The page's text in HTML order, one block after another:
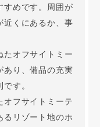
すめです。周囲が
近くにあるか、事
たオフサイトミー
あり、備品の充実
す。
オフサイトミーテ
るリゾート地のホ